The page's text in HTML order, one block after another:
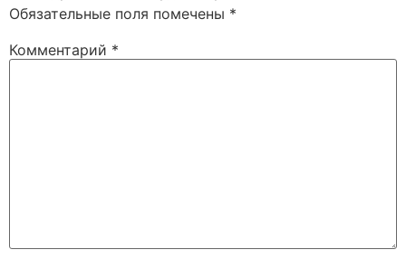
Обязательные поля помечены *
Комментарий *